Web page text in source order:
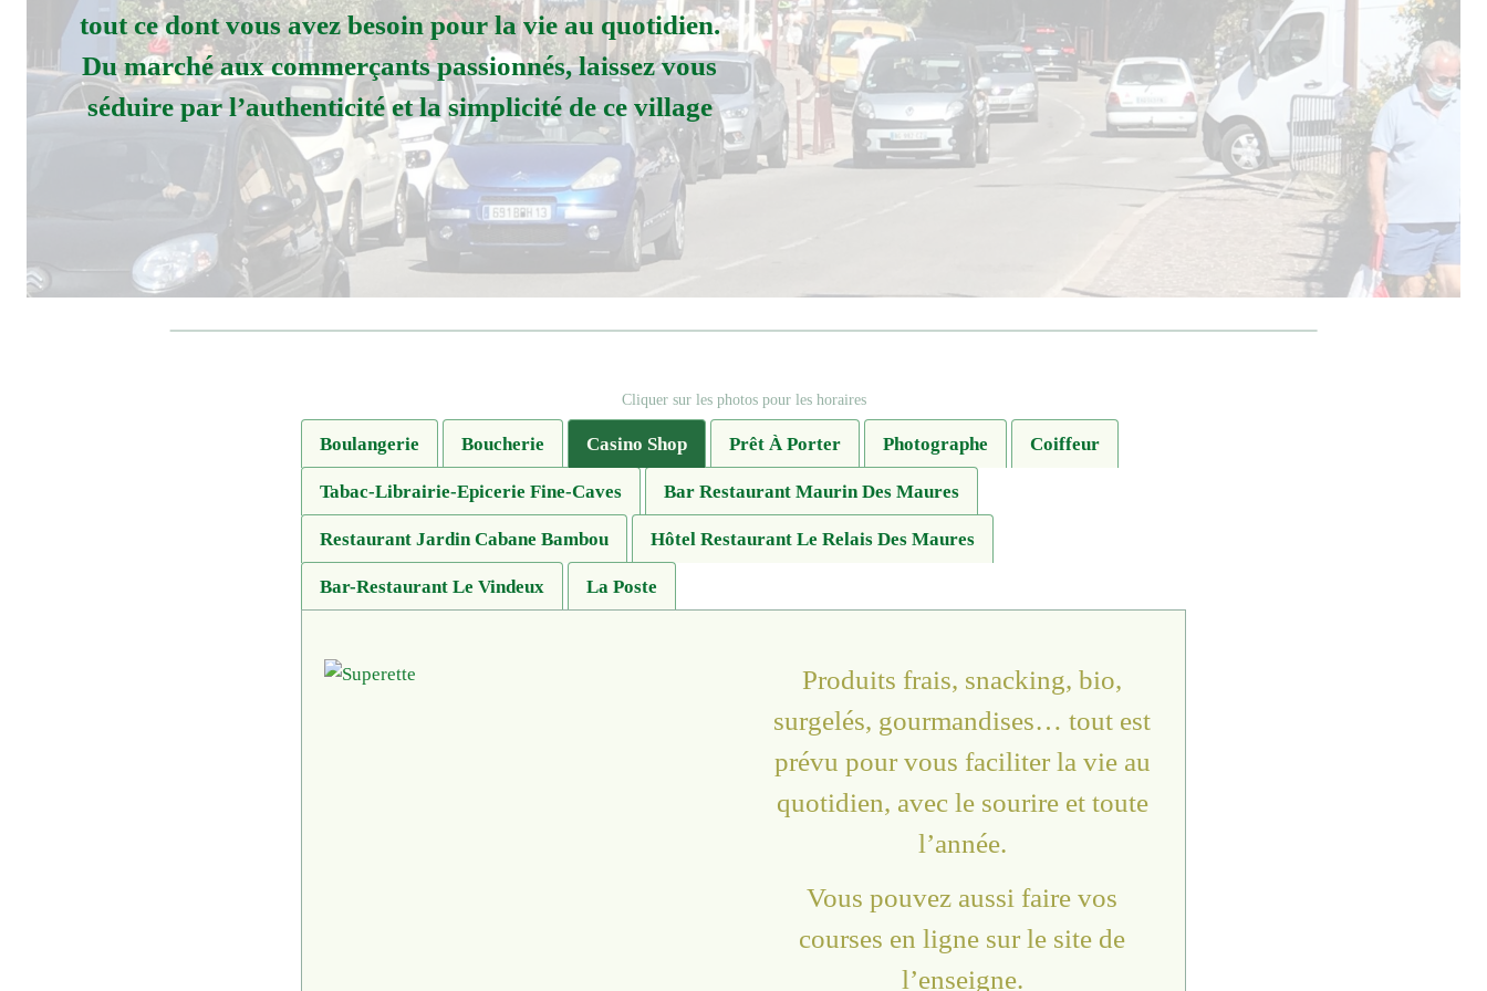
tout ce dont vous avez besoin pour la vie au quotidien.
Du marché aux commerçants passionnés, laissez vous
séduire par l’authenticité et la simplicité de ce village
Cliquer sur les photos pour les horaires
Boulangerie Boucherie Casino Shop Prêt À Porter Photographe Coiffeur
Tabac-Librairie-Epicerie Fine-Caves Bar Restaurant Maurin Des Maures
Restaurant Jardin Cabane Bambou Hôtel Restaurant Le Relais Des Maures
Bar-Restaurant Le Vindeux La Poste
Produits frais, snacking, bio,
surgelés, gourmandises… tout est
prévu pour vous faciliter la vie au
quotidien, avec le sourire et toute
l’année.
Vous pouvez aussi faire vos
courses en ligne sur le site de
l’enseigne.